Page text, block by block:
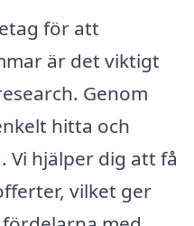
för att
är det viktigt
Genom
hitta och
Vi hjälper dig att få
vilket ger